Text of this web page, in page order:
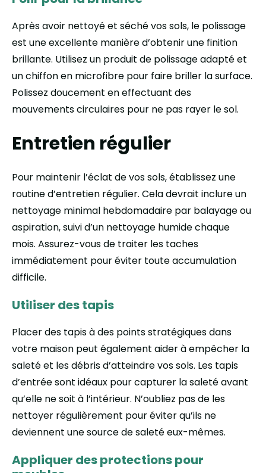
Après avoir nettoyé et séché vos sols, le polissage
est une excellente manière d’obtenir une finition
brillante. Utilisez un produit de polissage adapté et
un chiffon en microfibre pour faire briller la surface.
Polissez doucement en effectuant des
mouvements circulaires pour ne pas rayer le sol.
Entretien régulier
Pour maintenir l’éclat de vos sols, établissez une
routine d’entretien régulier. Cela devrait inclure un
nettoyage minimal hebdomadaire par balayage ou
aspiration, suivi d’un nettoyage humide chaque
mois. Assurez-vous de traiter les taches
immédiatement pour éviter toute accumulation
difficile.
Utiliser des tapis
Placer des tapis à des points stratégiques dans
votre maison peut également aider à empêcher la
saleté et les débris d’atteindre vos sols. Les tapis
d’entrée sont idéaux pour capturer la saleté avant
qu’elle ne soit à l’intérieur. N’oubliez pas de les
nettoyer régulièrement pour éviter qu’ils ne
deviennent une source de saleté eux-mêmes.
Appliquer des protections pour